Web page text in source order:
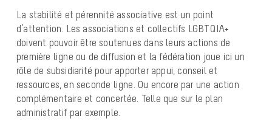
La stabilité et pérennité associative est un point
d’attention. Les associations et collectifs LGBTQIA+
doivent pouvoir être soutenues dans leurs actions de
première ligne ou de diffusion et la fédération joue ici un
rôle de subsidiarité pour apporter appui, conseil et
ressources, en seconde ligne. Ou encore par une action
complémentaire et concertée. Telle que sur le plan
administratif par exemple.